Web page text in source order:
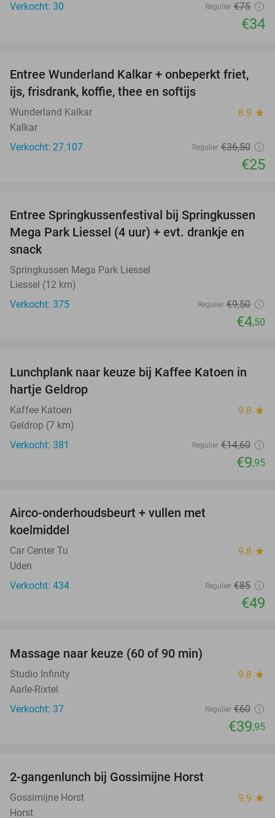
Verkocht: 30
Regulier €75
€34
32%
Entree Wunderland Kalkar + onbeperkt friet,
ijs, frisdrank, koffie, thee en softijs
Wunderland Kalkar 8.9 star
Kalkar
Verkocht: 27.107
Regulier €36,50
€25
53%
Entree Springkussenfestival bij Springkussen
Mega Park Liessel (4 uur) + evt. drankje en
snack
Springkussen Mega Park Liessel
Liessel (12 km)
Verkocht: 375
Regulier €9,50
€4,50
32%
Lunchplank naar keuze bij Kaffee Katoen in
hartje Geldrop
Kaffee Katoen 9.8 star
Geldrop (7 km)
Verkocht: 381
Regulier €14,60
€9,95
Airco-onderhoudsbeurt + vullen met
koelmiddel
Car Center Tu 9.8 star
Uden
Verkocht: 434
Regulier €85
€49
Massage naar keuze (60 of 90 min)
Studio Infinity 9.8 star
Aarle-Rixtel
Verkocht: 37
Regulier €60
€39,95
2-gangenlunch bij Gossimijne Horst
Gossimijne Horst 9.9 star
Horst